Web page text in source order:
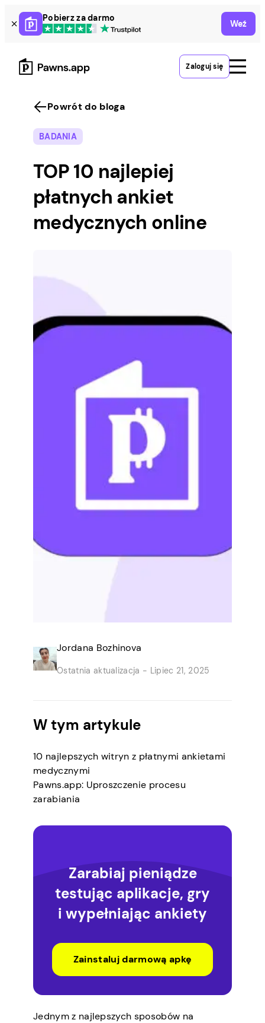
Skip
to
content
Pobierz za darmo
Weź
Zaloguj się
Powrót do bloga
BADANIA
TOP 10 najlepiej
płatnych ankiet
medycznych online
Jordana Bozhinova
Ostatnia aktualizacja - Lipiec 21, 2025
W tym artykule
10 najlepszych witryn z płatnymi ankietami
medycznymi
Pawns.app: Uproszczenie procesu
zarabiania
Zarabiaj pieniądze
testując aplikacje, gry
i wypełniając ankiety
Zainstaluj darmową apkę
Jednym z najlepszych sposobów na